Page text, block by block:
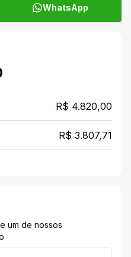
WhatsApp
R$ 4.820,00
R$ 3.807,71
um de nossos